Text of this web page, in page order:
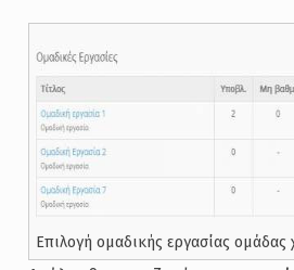
Επιλογή ομαδικής εργασίας